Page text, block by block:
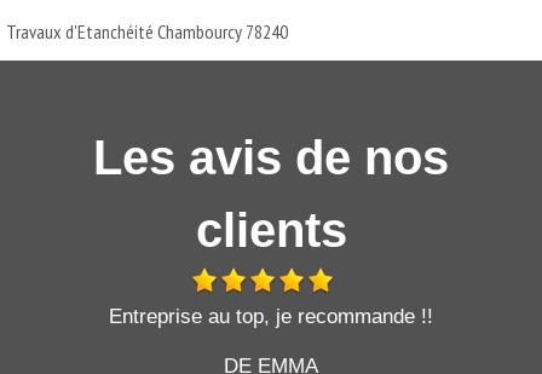
Travaux d'Etanchéité Chambourcy 78240
Les avis de nos
clients
Entreprise au top, je recommande !!
DE EMMA